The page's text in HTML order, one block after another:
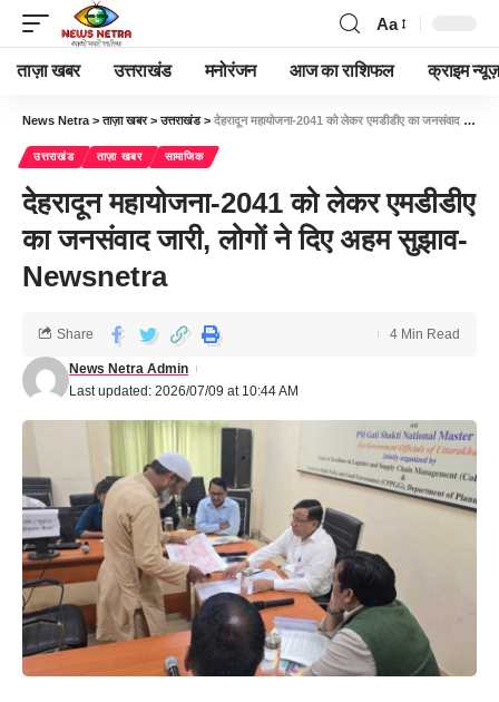
Aa
ताज़ा खबर उत्तराखंड मनोरंजन आज का राशिफल क्राइम न्यूज़
News Netra >ताज़ा खबर>उत्तराखंड> देहरादून महायोजना-2041 को लेकर एमडीडीए का जनसंवाद जारी, लोगों ने दिए अहम सुझाव-Newsnetra
उत्तराखंड ताज़ा खबर सामाजिक
देहरादून महायोजना-2041 को लेकर एमडीडीए
का जनसंवाद जारी, लोगों ने दिए अहम सुझाव-
Newsnetra
Last updated: 2026/07/09 at 10:44 AM
News Netra Admin
Share 4 Min Read